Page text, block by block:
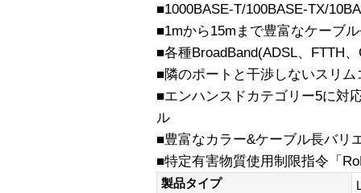
■1000BASE-T/100BASE-TX/
■1mから15mまで豊富なケーブ
■各種BroadBand(ADSL、FTTH
■隣のポートと干渉しないスリム
■エンハンスドカテゴリー5に対
ル
■豊富なカラー&ケーブル長バリ
■特定有害物質使用制限指令「
製品タイプ